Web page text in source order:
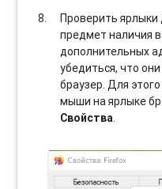
Проверить ярлыки
предмет наличия
дополнительных
убедиться, что
браузер. Для
мыши на ярлыке
Свойства.